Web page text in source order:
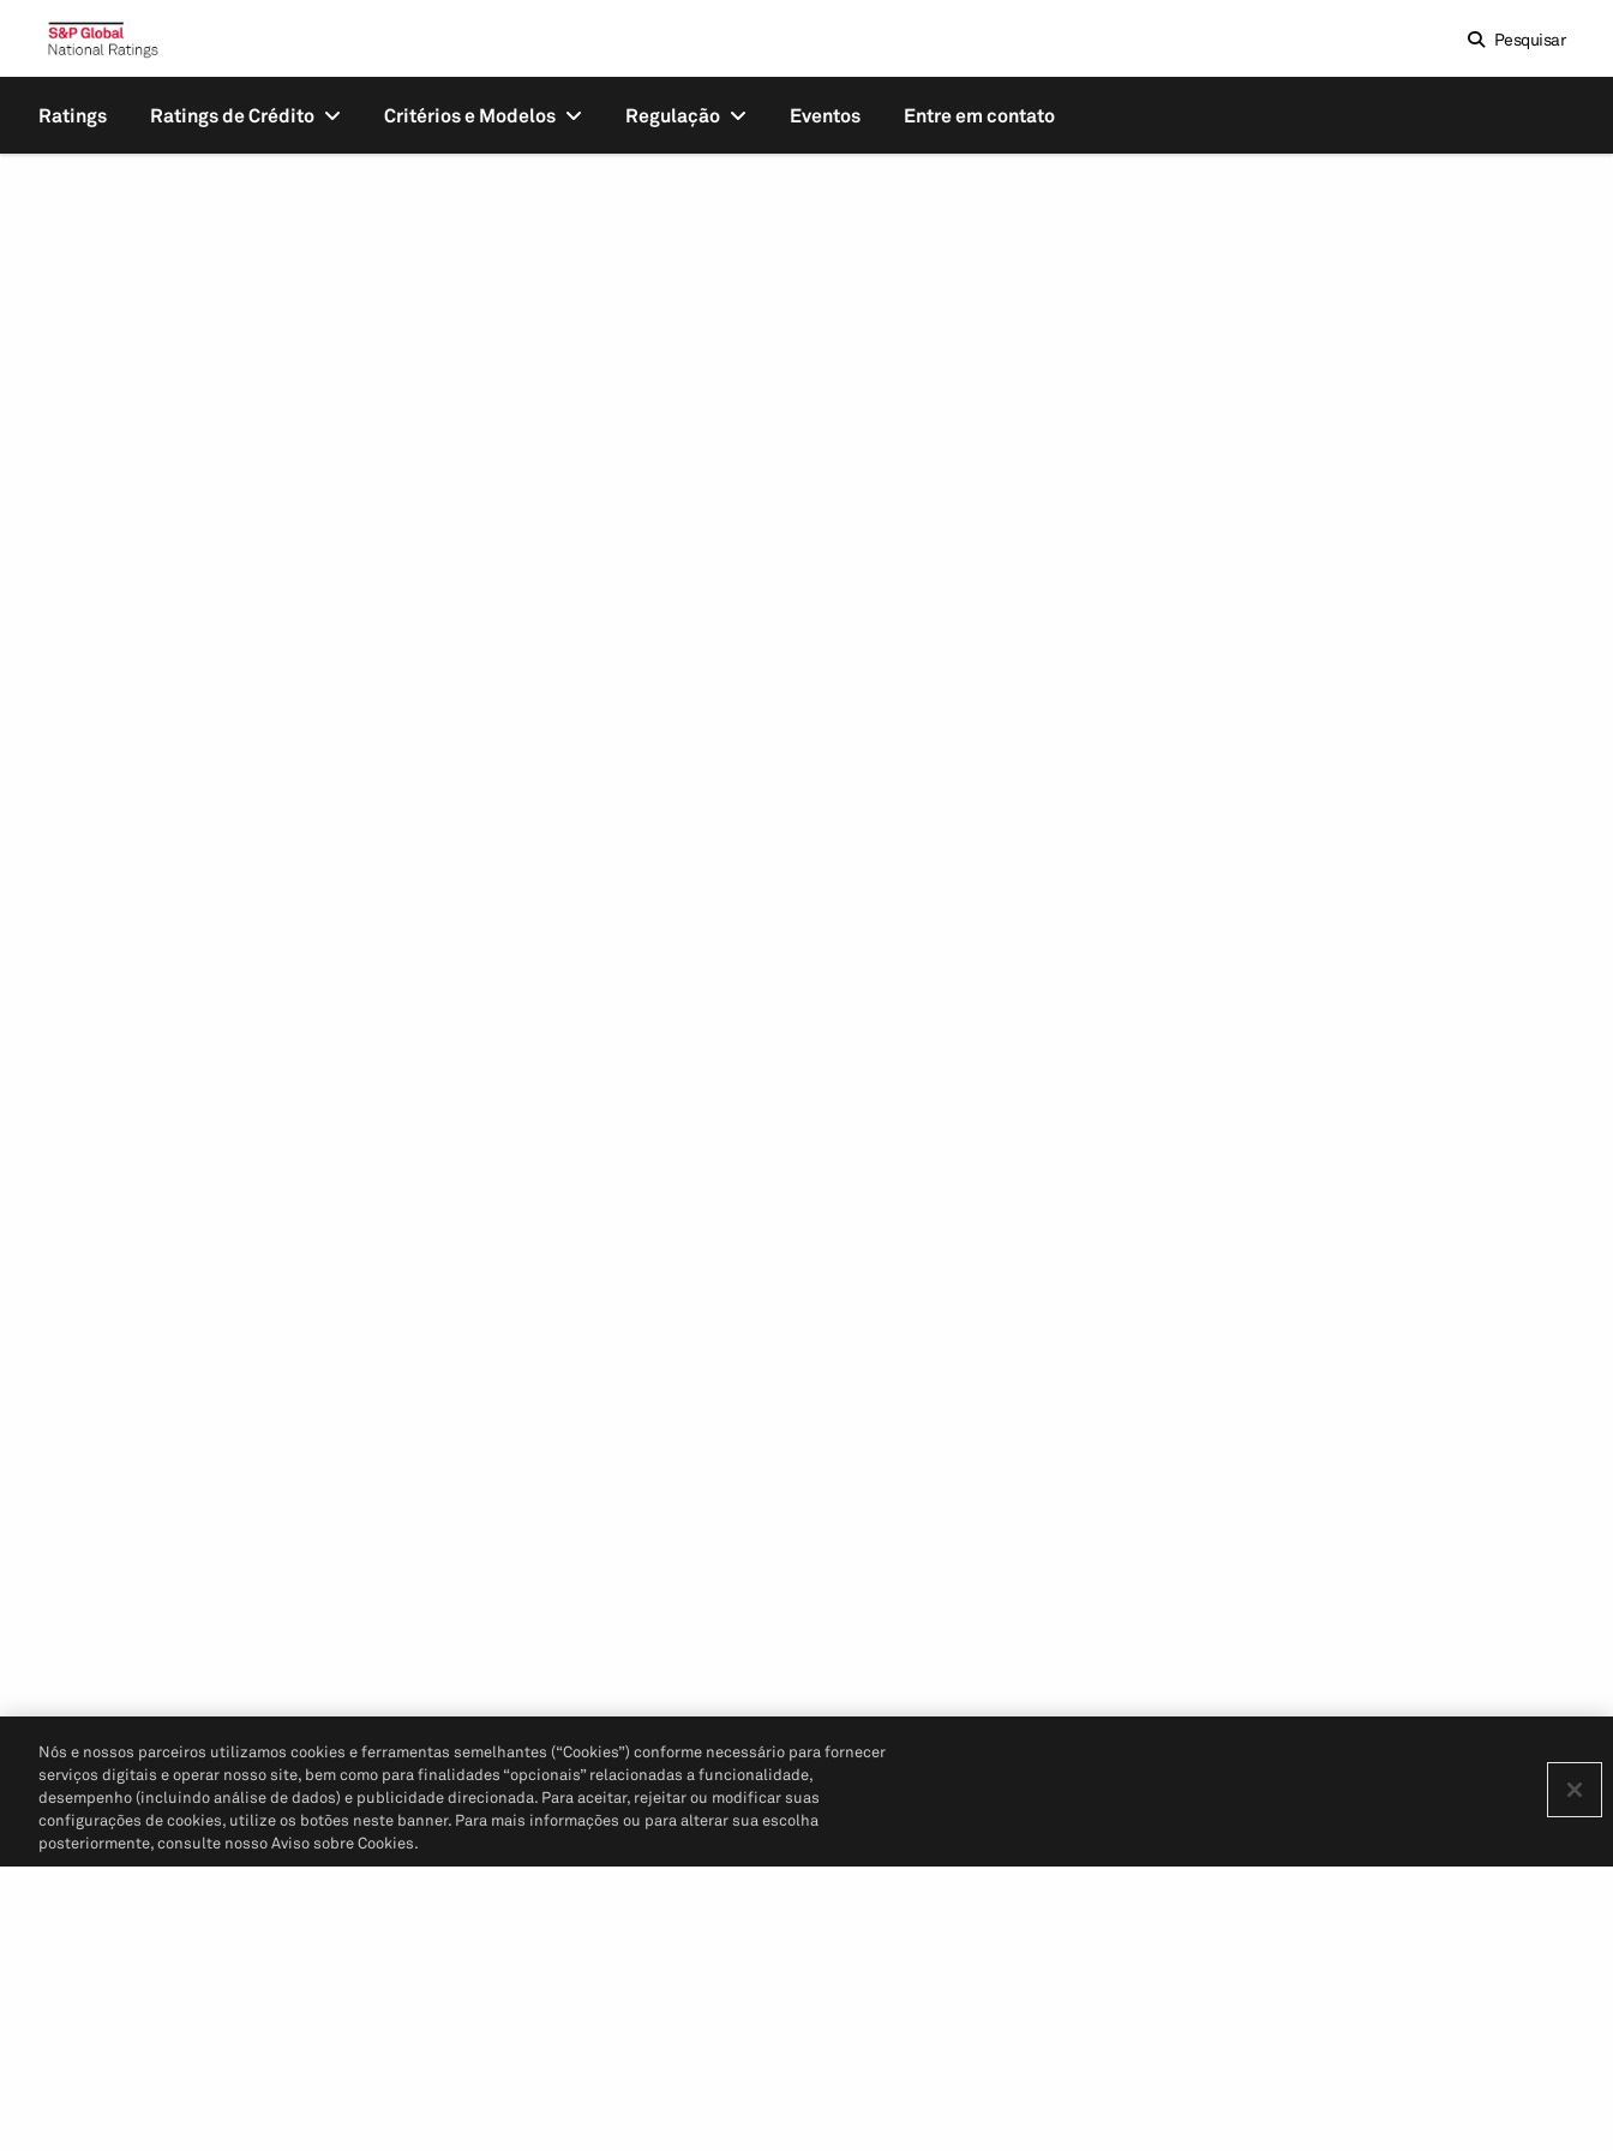
Pesquisar
Ratings Ratings de Crédito Critérios e Modelos Regulação Eventos Entre em contato
Nós e nossos parceiros utilizamos cookies e ferramentas semelhantes (“Cookies”) conforme necessário para fornecer
serviços digitais e operar nosso site, bem como para finalidades “opcionais” relacionadas a funcionalidade,
desempenho (incluindo análise de dados) e publicidade direcionada. Para aceitar, rejeitar ou modificar suas
configurações de cookies, utilize os botões neste banner. Para mais informações ou para alterar sua escolha
posteriormente, consulte nosso Aviso sobre Cookies.